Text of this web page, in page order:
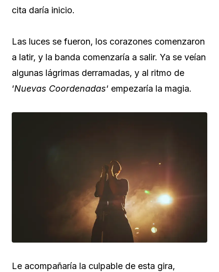
cita daría inicio.
Las luces se fueron, los corazones comenzaron
a latir, y la banda comenzaría a salir. Ya se veían
algunas lágrimas derramadas, y al ritmo de
‘Nuevas Coordenadas‘ empezaría la magia.
Le acompañaría la culpable de esta gira,